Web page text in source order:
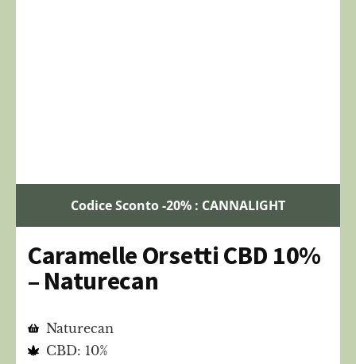
Codice Sconto -20% : CANNALIGHT
Caramelle Orsetti CBD 10%
– Naturecan
Naturecan
CBD: 10%